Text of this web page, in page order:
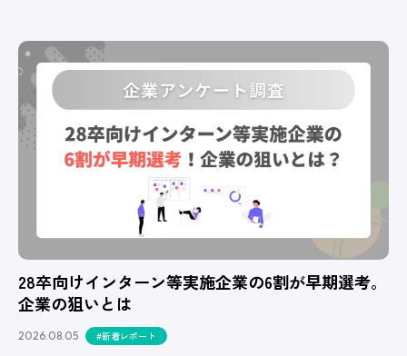
28卒向けインターン等実施企業の6割が早期選考。
企業の狙いとは
2026.08.05 #新着レポート